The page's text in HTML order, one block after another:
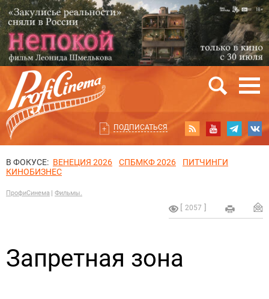
ПОДПИСАТЬСЯ
В ФОКУСЕ: ВЕНЕЦИЯ 2026 СПБМКФ 2026
ПИТЧИНГИ
КИНОБИЗНЕС
ПрофиСинема Фильмы.
2057
Запретная зона